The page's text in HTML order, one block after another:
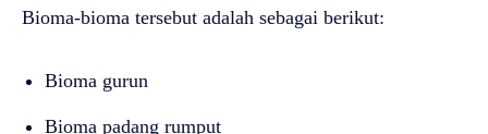
Bioma-bioma tersebut adalah sebagai berikut:
Bioma gurun
Bioma padang rumput